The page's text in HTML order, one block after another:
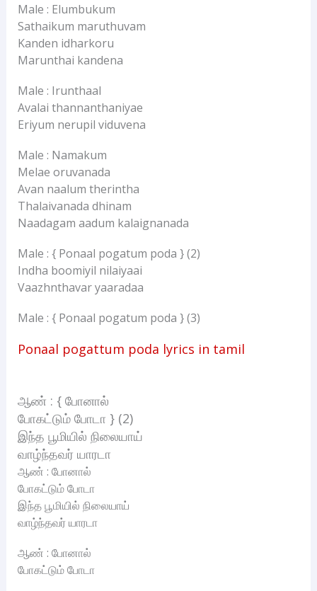
Male : Elumbukum
Sathaikum maruthuvam
Kanden idharkoru
Marunthai kandena
Male : Irunthaal
Avalai thannanthaniyae
Eriyum nerupil viduvena
Male : Namakum
Melae oruvanada
Avan naalum therintha
Thalaivanada dhinam
Naadagam aadum kalaignanada
Male : { Ponaal pogatum poda } (2)
Indha boomiyil nilaiyaai
Vaazhnthavar yaaradaa
Male : { Ponaal pogatum poda } (3)
Ponaal pogattum poda lyrics in tamil
ஆண் : { போனால்
போகட்டும் போடா } (2)
இந்த பூமியில் நிலையாய்
வாழ்ந்தவர் யாரடா
ஆண் : போனால்
போகட்டும் போடா
இந்த பூமியில் நிலையாய்
வாழ்ந்தவர் யாரடா
ஆண் : போனால்
போகட்டும் போடா